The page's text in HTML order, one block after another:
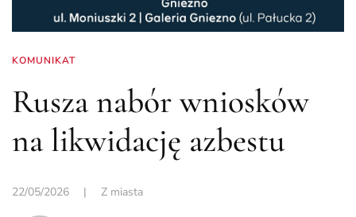
KOMUNIKAT
Rusza nabór wniosków
na likwidację azbestu
22/05/2026 | Z miasta